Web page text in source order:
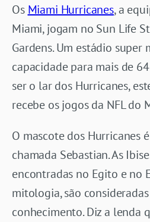
Os Miami Hurricanes, a
Miami, jogam no Sun Life
Gardens. Um estádio super
capacidade para mais de
ser o lar dos Hurricanes,
recebe os jogos da NFL do
O mascote dos Hurricanes
chamada Sebastian. As
encontradas no Egito e no
mitologia, são
conhecimento. Diz a lenda